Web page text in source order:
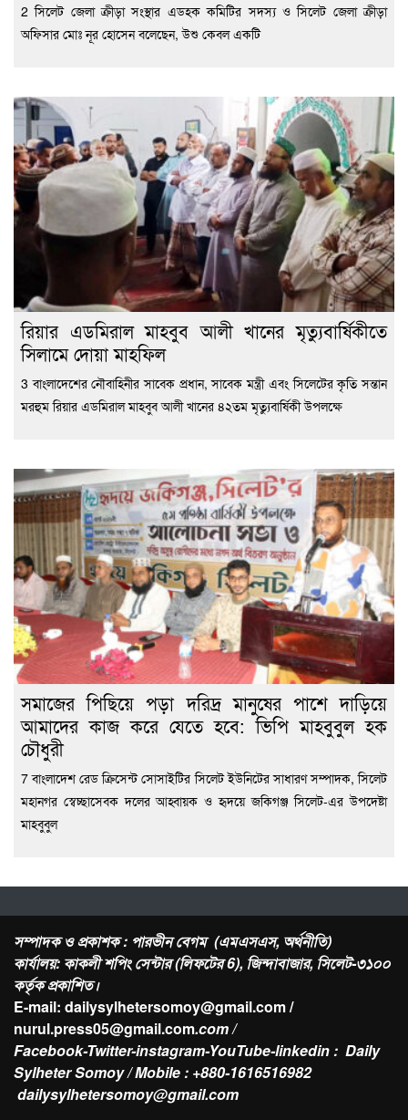
2 সিলেট জেলা ক্রীড়া সংস্থার এডহক কমিটির সদস্য ও সিলেট জেলা ক্রীড়া
অফিসার মোঃ নূর হোসেন বলেছেন, উশু কেবল একটি
রিয়ার এডমিরাল মাহবুব আলী খানের মৃত্যুবার্ষিকীতে
সিলামে দোয়া মাহফিল
3 বাংলাদেশের নৌবাহিনীর সাবেক প্রধান, সাবেক মন্ত্রী এবং সিলেটের কৃতি সন্তান
মরহুম রিয়ার এডমিরাল মাহবুব আলী খানের ৪২তম মৃত্যুবার্ষিকী উপলক্ষে
সমাজের পিছিয়ে পড়া দরিদ্র মানুষের পাশে দাড়িয়ে
আমাদের কাজ করে যেতে হবে: ভিপি মাহবুবুল হক
চৌধুরী
7 বাংলাদেশ রেড ক্রিসেন্ট সোসাইটির সিলেট ইউনিটের সাধারণ সম্পাদক, সিলেট
মহানগর স্বেচ্ছাসেবক দলের আহ্বায়ক ও হৃদয়ে জকিগঞ্জ সিলেট-এর উপদেষ্টা
মাহবুবুল
সম্পাদক ও প্রকাশক : পারভীন বেগম (এমএসএস, অর্থনীতি)
কার্যালয়: কাকলী শপিং সেন্টার (লিফটের 6), জিন্দাবাজার, সিলেট-৩১০০
কর্তৃক প্রকাশিত।
E-mail: dailysylhetersomoy@gmail.com /
nurul.press05@gmail.com.com /
Facebook-Twitter-instagram-YouTube-linkedin : Daily
Sylheter Somoy / Mobile : +880-1616516982
dailysylhetersomoy@gmail.com